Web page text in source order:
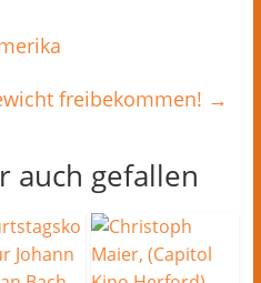
freibekommen! →
auch gefallen